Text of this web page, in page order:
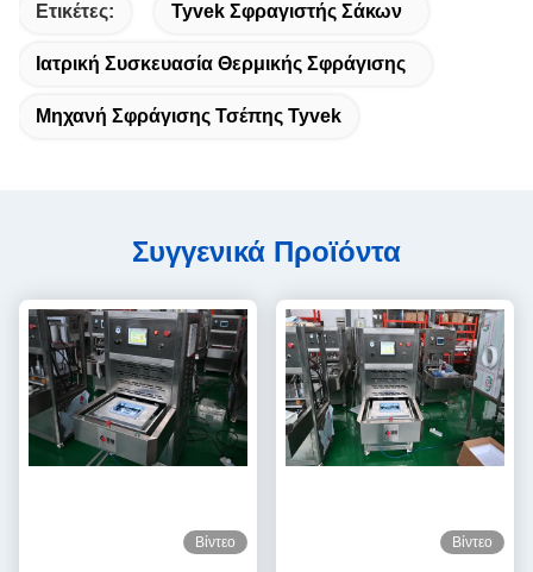
Ετικέτες: Tyvek Σφραγιστής Σάκων
Ιατρική Συσκευασία Θερμικής Σφράγισης
Μηχανή Σφράγισης Τσέπης Tyvek
Συγγενικά Προϊόντα
Βίντεο Βίντεο